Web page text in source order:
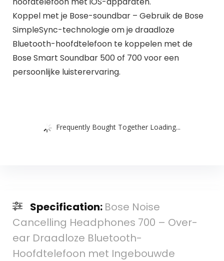
Koppel met je Bose-soundbar – Gebruik de Bose
SimpleSync-technologie om je draadloze
Bluetooth-hoofdtelefoon te koppelen met de
Bose Smart Soundbar 500 of 700 voor een
persoonlijke luisterervaring.
Frequently Bought Together Loading...
Specification: Bose Noise
Cancelling Headphones 700 – Over-
ear Draadloze Bluetooth-
Hoofdtelefoon met Ingebouwde